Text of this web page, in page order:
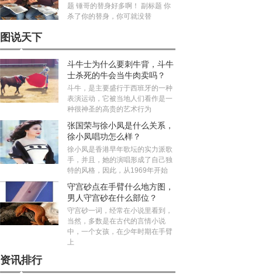
题 锤哥的替身好多啊！ 副标题 你
杀了你的替身，你可就没替
图说天下
斗牛士为什么要刺牛背，斗牛
士杀死的牛会当牛肉卖吗？
斗牛，是主要盛行于西班牙的一种
表演运动，它被当地人们看作是一
种很神圣的高贵的艺术行为
张国荣与徐小凤是什么关系，
徐小凤唱功怎么样？
徐小凤是香港早年歌坛的实力派歌
手，并且，她的演唱形成了自己独
特的风格，因此，从1969年开始
守宫砂点在手臂什么地方图，
男人守宫砂在什么部位？
守宫砂一词，经常在小说里看到，
当然，多数是在古代的言情小说
中，一个女孩，在少年时期在手臂
上
资讯排行